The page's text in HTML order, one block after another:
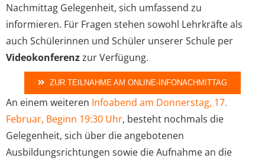
Nachmittag Gelegenheit, sich umfassend zu
informieren. Für Fragen stehen sowohl Lehrkräfte als
auch Schülerinnen und Schüler unserer Schule per
Videokonferenzzur Verfügung.
ZUR TEILNAHME AM ONLINE-INFONACHMITTAG
An einem weiteren Infoabend am Donnerstag, 17.
Februar, Beginn 19:30 Uhr, besteht nochmals die
Gelegenheit, sich über die angebotenen
Ausbildungsrichtungen sowie die Aufnahme an die